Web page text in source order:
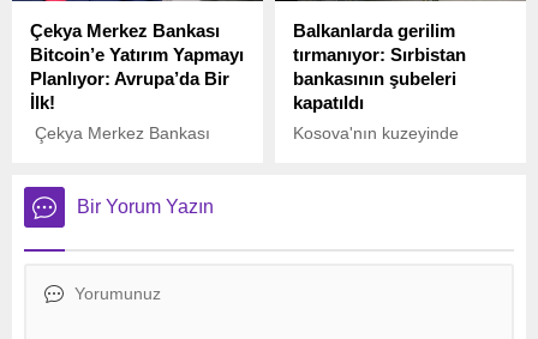
Çekya Merkez Bankası
Bitcoin’e Yatırım Yapmayı
Planlıyor: Avrupa’da Bir
İlk!
Çekya Merkez Bankası
planladıklarını duyurdu.
Balkanlarda gerilim
tırmanıyor: Sırbistan
bankasının şubeleri
kapatıldı
Kosova'nın kuzeyinde
düzenlenen operasyonla
Bir Yorum Yazın